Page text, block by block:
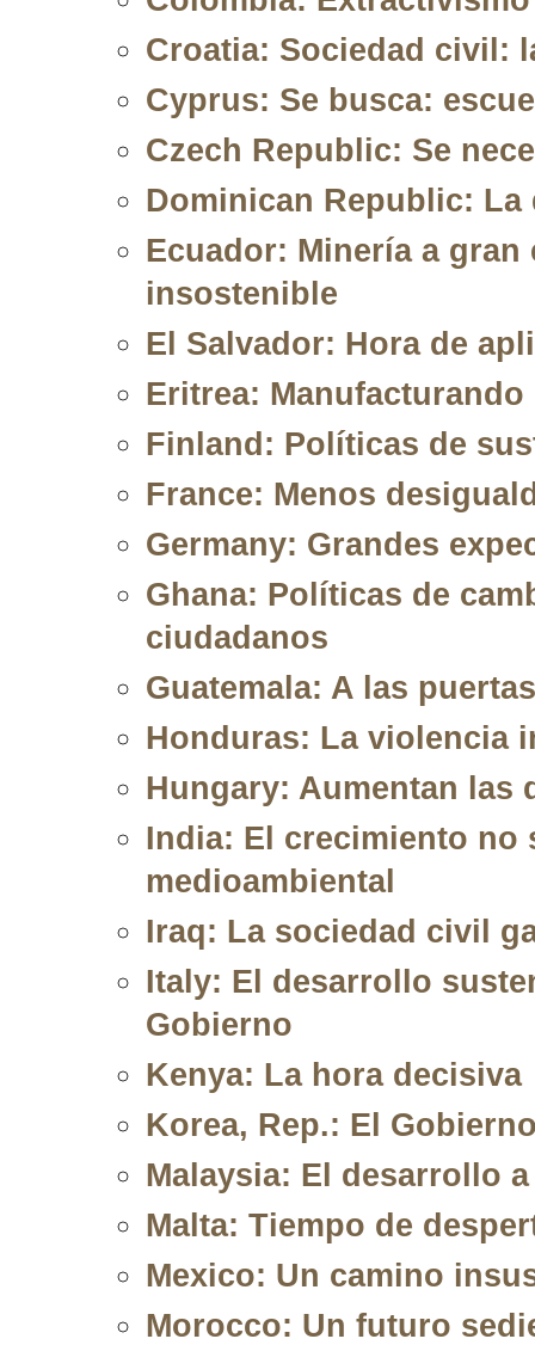
Croatia: Sociedad civil:
Cyprus: Se busca:
Czech Republic: Se
Dominican Republic:
Ecuador: Minería a
insostenible
El Salvador: Hora de
Eritrea:
Finland: Políticas de
France: Menos
Germany: Grandes
Ghana: Políticas de
ciudadanos
Guatemala: A las
Honduras: La violencia
Hungary: Aumentan las
India: El crecimiento no
medioambiental
Iraq: La sociedad civil
Italy: El desarrollo
Gobierno
Kenya: La hora decisiva
Korea, Rep.: El
Malaysia: El desarrollo
Malta: Tiempo de
Mexico: Un camino
Morocco: Un futuro